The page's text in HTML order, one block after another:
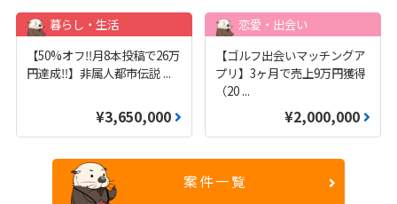
暮らし・生活
【50%オフ‼️月8本投稿で26万
円達成‼️】非属人都市伝説 ...
¥3,650,000
恋愛・出会い
【ゴルフ出会いマッチングア
プリ】3ヶ月で売上9万円獲得
（20 ...
¥2,000,000
案件一覧